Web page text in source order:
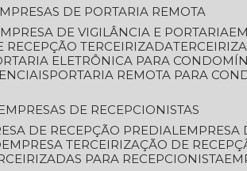
EMPRESAS DE PORTARIA REMOTA
EMPRESA DE VIGILÂNCIA E PORTARIA
RECEPÇÃO TERCEIRIZADA
ELETRÔNICA PARA
PORTARIA REMOTA PARA
EMPRESAS DE RECEPCIONISTAS
DE RECEPÇÃO PREDIAL
EMPRESA TERCEIRIZAÇÃO DE
PARA RECEPCIONISTA